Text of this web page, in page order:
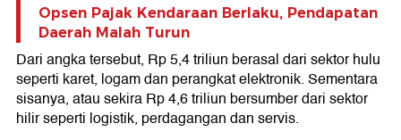
Opsen Pajak Kendaraan Berlaku, Pendapatan
Daerah Malah Turun
Dari angka tersebut, Rp 5,4 triliun berasal dari sektor hulu
seperti karet, logam dan perangkat elektronik. Sementara
sisanya, atau sekira Rp 4,6 triliun bersumber dari sektor
hilir seperti logistik, perdagangan dan servis.